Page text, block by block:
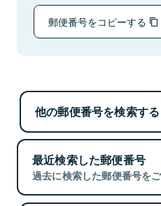
郵便番号をコピーする
他の郵便番号を検索する
最近検索した郵便番号
過去に検索した郵便番号を